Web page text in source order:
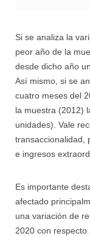
Si se analiza la
peor año de la
desde dicho año
Así mismo, si se
cuatro meses del
la muestra (2012)
unidades). Vale
transaccionalidad,
e ingresos
Es importante
afectado
una variación de
2020 con